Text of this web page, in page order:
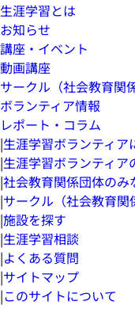
生涯学習とは
お知らせ
講座・イベント
動画講座
サークル（社会教育関
ボランティア情報
レポート・コラム
|生涯学習ボランティア
|生涯学習ボランティア
|社会教育関係団体のみ
|サークル（社会教育関
|施設を探す
|生涯学習相談
|よくある質問
|サイトマップ
|このサイトについて